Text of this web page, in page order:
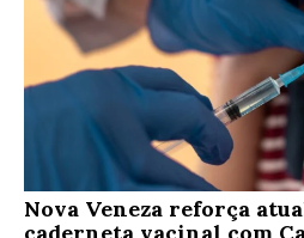
Nova Veneza reforça